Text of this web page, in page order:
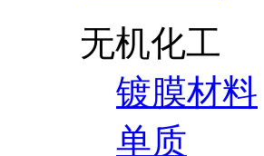
无机化工
镀膜材料
单质